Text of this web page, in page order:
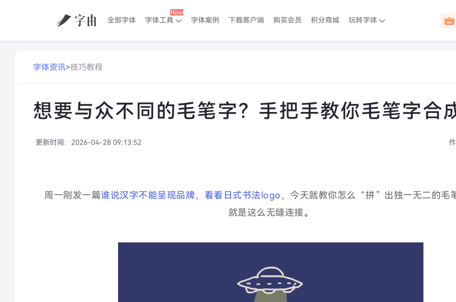
全部字体 字体工具 字体案例 下载客户端 购买会员 积分商城 玩转字体
字体资讯>技巧教程
想要与众不同的毛笔字？手把手教你毛笔字合
更新时间： 2026-04-28 09:13:52
周一刚发一篇谁说汉字不能呈现品牌，看看日式书法logo ，今天就教你怎么“拼”出独一无二的毛
就是这么无缝连接。